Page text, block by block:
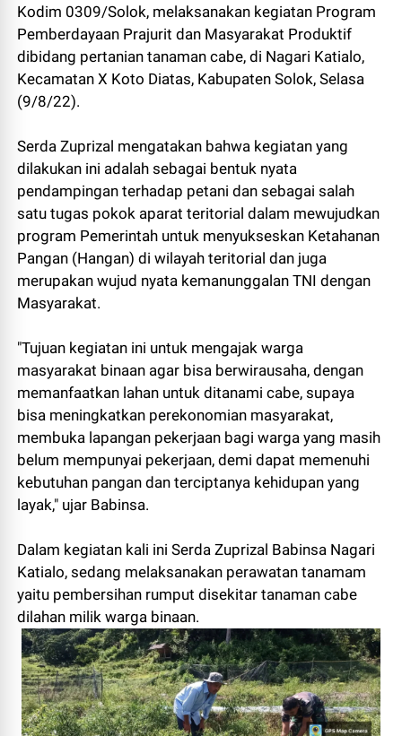
Kodim 0309/Solok, melaksanakan kegiatan Program
Pemberdayaan Prajurit dan Masyarakat Produktif
dibidang pertanian tanaman cabe, di Nagari Katialo,
Kecamatan X Koto Diatas, Kabupaten Solok, Selasa
(9/8/22).
Serda Zuprizal mengatakan bahwa kegiatan yang
dilakukan ini adalah sebagai bentuk nyata
pendampingan terhadap petani dan sebagai salah
satu tugas pokok aparat teritorial dalam mewujudkan
program Pemerintah untuk menyukseskan Ketahanan
Pangan (Hangan) di wilayah teritorial dan juga
merupakan wujud nyata kemanunggalan TNI dengan
Masyarakat.
"Tujuan kegiatan ini untuk mengajak warga
masyarakat binaan agar bisa berwirausaha, dengan
memanfaatkan lahan untuk ditanami cabe, supaya
bisa meningkatkan perekonomian masyarakat,
membuka lapangan pekerjaan bagi warga yang masih
belum mempunyai pekerjaan, demi dapat memenuhi
kebutuhan pangan dan terciptanya kehidupan yang
layak," ujar Babinsa.
Dalam kegiatan kali ini Serda Zuprizal Babinsa Nagari
Katialo, sedang melaksanakan perawatan tanamam
yaitu pembersihan rumput disekitar tanaman cabe
dilahan milik warga binaan.